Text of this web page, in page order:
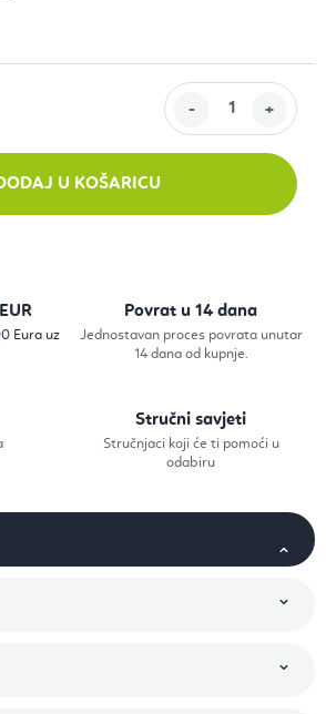
U KOŠARICU
Eura uz
Povrat u 14 dana
Jednostavan proces povrata unutar
14 dana od kupnje.
Stručni savjeti
Stručnjaci koji će ti pomoći u
odabiru